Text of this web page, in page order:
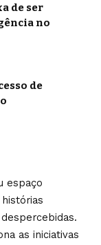
de ser
no
de
espaço
as iniciativas